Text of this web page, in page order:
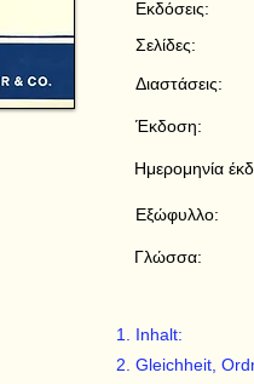
Εκδόσεις:
Σελίδες:
Διαστάσεις:
Έκδοση:
Ημερομηνία
Εξώφυλλο:
Γλώσσα:
Inhalt:
Gleichheit,